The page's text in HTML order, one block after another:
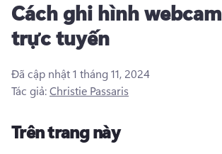
Cách ghi hình webcam
trực tuyến
Đã cập nhật1 tháng 11, 2024
Tác giả:Christie Passaris
Trên trang này